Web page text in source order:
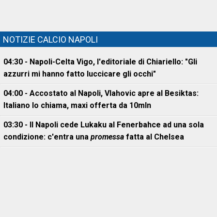
NOTIZIE CALCIO NAPOLI
04:30 - Napoli-Celta Vigo, l'editoriale di Chiariello: "Gli
azzurri mi hanno fatto luccicare gli occhi"
04:00 - Accostato al Napoli, Vlahovic apre al Besiktas:
Italiano lo chiama, maxi offerta da 10mln
03:30 - Il Napoli cede Lukaku al Fenerbahce ad una sola
condizione: c'entra una promessa fatta al Chelsea